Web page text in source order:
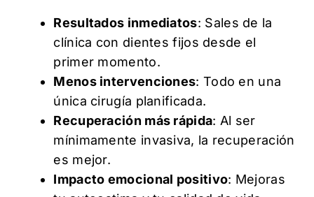
Resultados inmediatos: Sales de la
clínica con dientes fijos desde el
primer momento.
Menos intervenciones: Todo en una
única cirugía planificada.
Recuperación más rápida: Al ser
mínimamente invasiva, la recuperación
es mejor.
Impacto emocional positivo: Mejoras